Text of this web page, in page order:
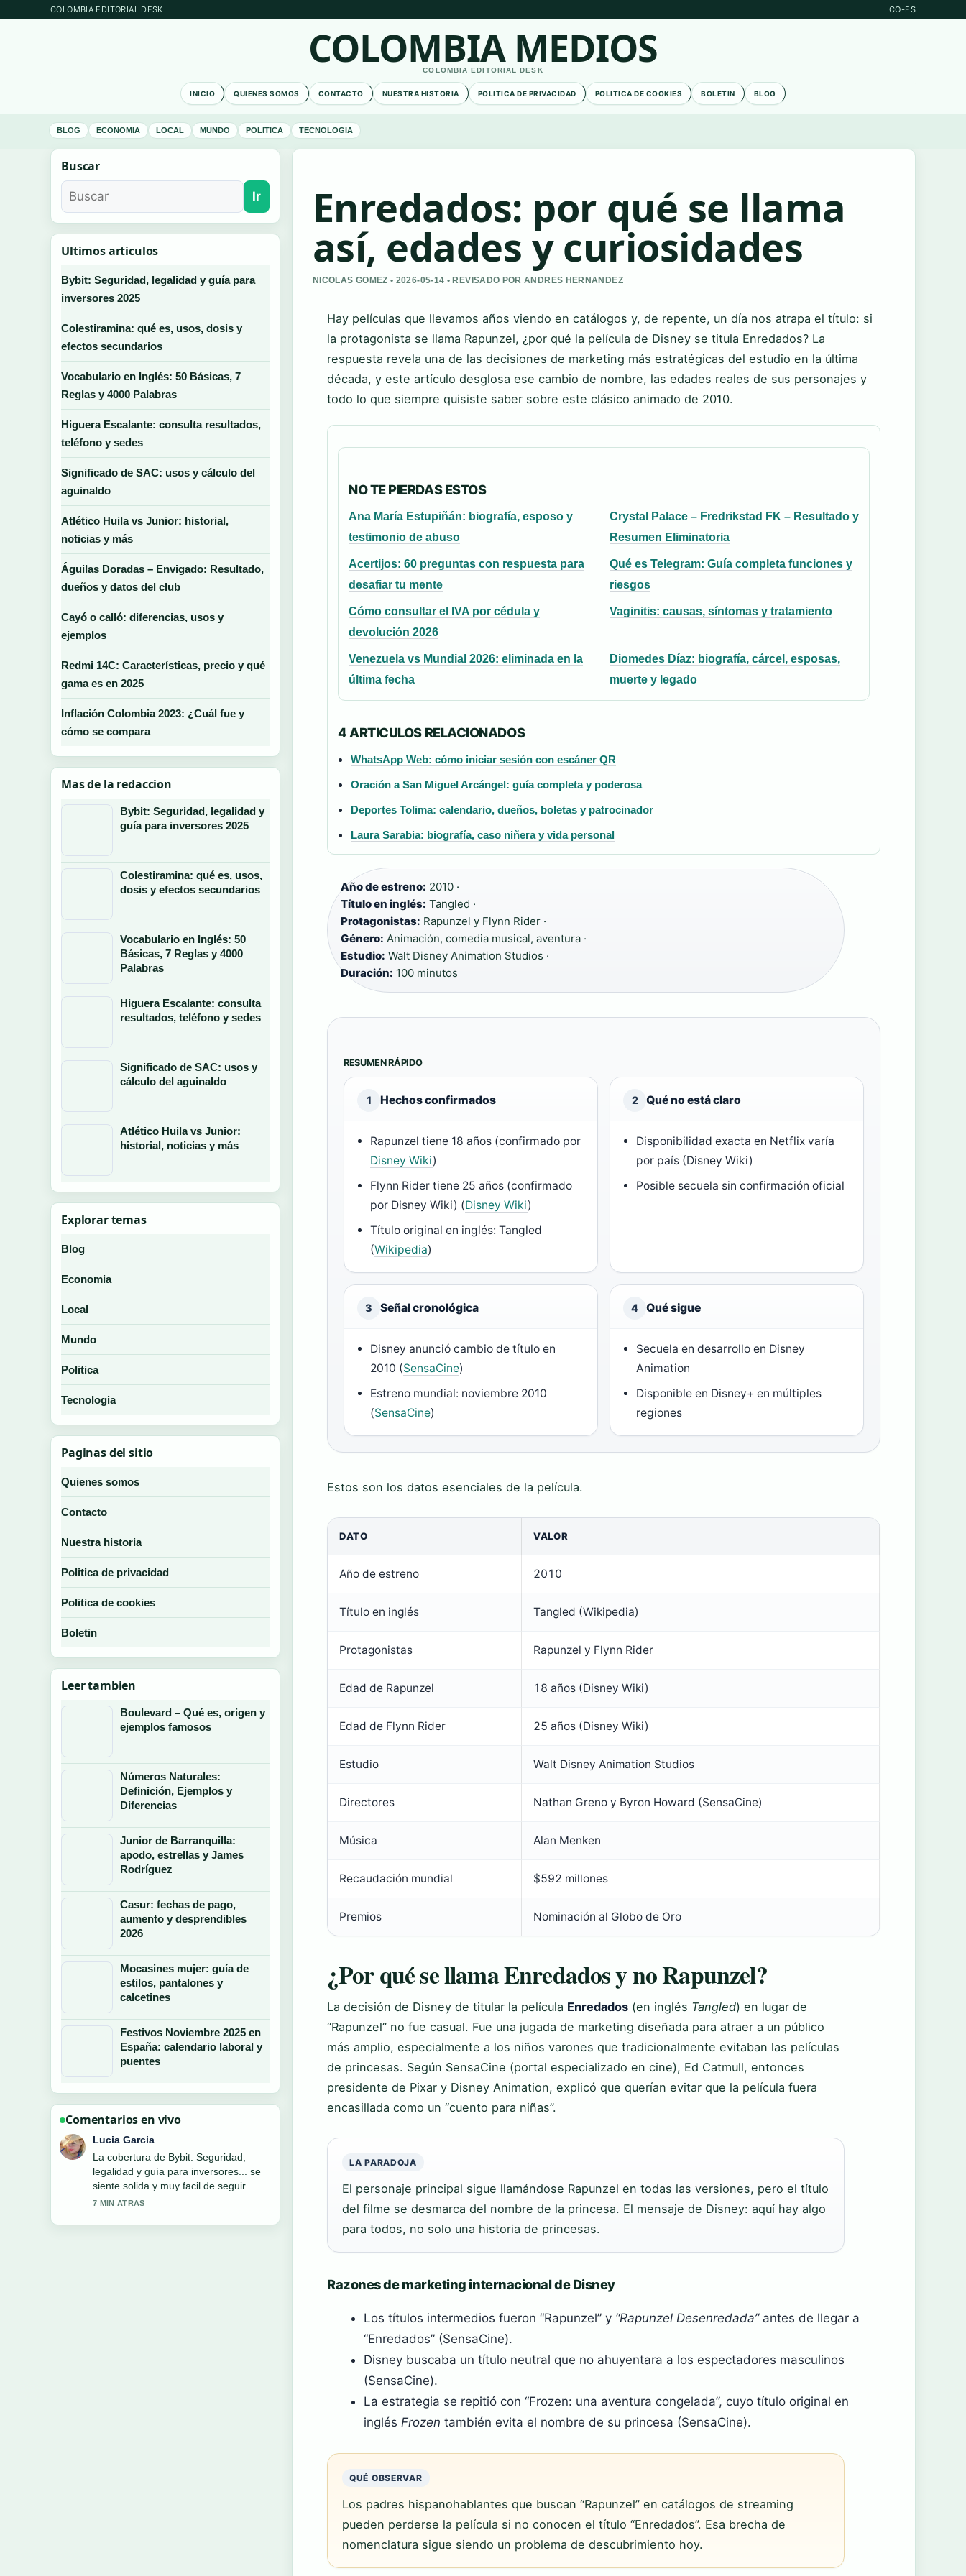
COLOMBIA EDITORIAL DESK CO-ES
COLOMBIA MEDIOS
COLOMBIA EDITORIAL DESK
INICIO QUIENES SOMOS CONTACTO NUESTRA HISTORIA POLITICA DE PRIVACIDAD POLITICA DE COOKIES BOLETIN BLOG
BLOG ECONOMIA LOCAL MUNDO POLITICA TECNOLOGIA
Enredados: por qué se llama
así, edades y curiosidades
NICOLAS GOMEZ • 2026-05-14 • REVISADO POR ANDRES HERNANDEZ
Hay películas que llevamos años viendo en catálogos y, de repente, un día nos atrapa el título: si
la protagonista se llama Rapunzel, ¿por qué la película de Disney se titula Enredados? La
respuesta revela una de las decisiones de marketing más estratégicas del estudio en la última
década, y este artículo desglosa ese cambio de nombre, las edades reales de sus personajes y
todo lo que siempre quisiste saber sobre este clásico animado de 2010.
NO TE PIERDAS ESTOS
Ana María Estupiñán: biografía, esposo y
testimonio de abuso
Crystal Palace – Fredrikstad FK – Resultado y
Resumen Eliminatoria
Acertijos: 60 preguntas con respuesta para
desafiar tu mente
Qué es Telegram: Guía completa funciones y
riesgos
Cómo consultar el IVA por cédula y
devolución 2026
Vaginitis: causas, síntomas y tratamiento
Venezuela vs Mundial 2026: eliminada en la
última fecha
Diomedes Díaz: biografía, cárcel, esposas,
muerte y legado
4 ARTICULOS RELACIONADOS
WhatsApp Web: cómo iniciar sesión con escáner QR
Oración a San Miguel Arcángel: guía completa y poderosa
Deportes Tolima: calendario, dueños, boletas y patrocinador
Laura Sarabia: biografía, caso niñera y vida personal
Año de estreno: 2010 ·
Título en inglés: Tangled ·
Protagonistas: Rapunzel y Flynn Rider ·
Género: Animación, comedia musical, aventura ·
Estudio: Walt Disney Animation Studios ·
Duración: 100 minutos
RESUMEN RÁPIDO
1 Hechos confirmados
Rapunzel tiene 18 años (confirmado por
Disney Wiki)
Flynn Rider tiene 25 años (confirmado
por Disney Wiki) (Disney Wiki)
Título original en inglés: Tangled
(Wikipedia)
2 Qué no está claro
Disponibilidad exacta en Netflix varía
por país (Disney Wiki)
Posible secuela sin confirmación oficial
3 Señal cronológica
Disney anunció cambio de título en
2010 (SensaCine)
Estreno mundial: noviembre 2010
(SensaCine)
4 Qué sigue
Secuela en desarrollo en Disney
Animation
Disponible en Disney+ en múltiples
regiones
Estos son los datos esenciales de la película.
DATO VALOR
Año de estreno 2010
Título en inglés Tangled (Wikipedia)
Protagonistas Rapunzel y Flynn Rider
Edad de Rapunzel 18 años (Disney Wiki)
Edad de Flynn Rider 25 años (Disney Wiki)
Estudio Walt Disney Animation Studios
Directores Nathan Greno y Byron Howard (SensaCine)
Música Alan Menken
Recaudación mundial $592 millones
Premios Nominación al Globo de Oro
¿Por qué se llama Enredados y no Rapunzel?
La decisión de Disney de titular la película Enredados (en inglés Tangled) en lugar de
“Rapunzel” no fue casual. Fue una jugada de marketing diseñada para atraer a un público
más amplio, especialmente a los niños varones que tradicionalmente evitaban las películas
de princesas. Según SensaCine (portal especializado en cine), Ed Catmull, entonces
presidente de Pixar y Disney Animation, explicó que querían evitar que la película fuera
encasillada como un “cuento para niñas”.
LA PARADOJA
El personaje principal sigue llamándose Rapunzel en todas las versiones, pero el título
del filme se desmarca del nombre de la princesa. El mensaje de Disney: aquí hay algo
para todos, no solo una historia de princesas.
Razones de marketing internacional de Disney
Los títulos intermedios fueron “Rapunzel” y “Rapunzel Desenredada”antes de llegar a
“Enredados” (SensaCine).
Disney buscaba un título neutral que no ahuyentara a los espectadores masculinos
(SensaCine).
La estrategia se repitió con “Frozen: una aventura congelada”, cuyo título original en
inglés Frozen también evita el nombre de su princesa (SensaCine).
QUÉ OBSERVAR
Los padres hispanohablantes que buscan “Rapunzel” en catálogos de streaming
pueden perderse la película si no conocen el título “Enredados”. Esa brecha de
nomenclatura sigue siendo un problema de descubrimiento hoy.
Buscar
Ir
Ultimos articulos
Bybit: Seguridad, legalidad y guía para
inversores 2025
Colestiramina: qué es, usos, dosis y
efectos secundarios
Vocabulario en Inglés: 50 Básicas, 7
Reglas y 4000 Palabras
Higuera Escalante: consulta resultados,
teléfono y sedes
Significado de SAC: usos y cálculo del
aguinaldo
Atlético Huila vs Junior: historial,
noticias y más
Águilas Doradas – Envigado: Resultado,
dueños y datos del club
Cayó o calló: diferencias, usos y
ejemplos
Redmi 14C: Características, precio y qué
gama es en 2025
Inflación Colombia 2023: ¿Cuál fue y
cómo se compara
Mas de la redaccion
Bybit: Seguridad, legalidad y
guía para inversores 2025
Colestiramina: qué es, usos,
dosis y efectos secundarios
Vocabulario en Inglés: 50
Básicas, 7 Reglas y 4000
Palabras
Higuera Escalante: consulta
resultados, teléfono y sedes
Significado de SAC: usos y
cálculo del aguinaldo
Atlético Huila vs Junior:
historial, noticias y más
Explorar temas
Blog
Economia
Local
Mundo
Politica
Tecnologia
Paginas del sitio
Quienes somos
Contacto
Nuestra historia
Politica de privacidad
Politica de cookies
Boletin
Leer tambien
Boulevard – Qué es, origen y
ejemplos famosos
Números Naturales:
Definición, Ejemplos y
Diferencias
Junior de Barranquilla:
apodo, estrellas y James
Rodríguez
Casur: fechas de pago,
aumento y desprendibles
2026
Mocasines mujer: guía de
estilos, pantalones y
calcetines
Festivos Noviembre 2025 en
España: calendario laboral y
puentes
Comentarios en vivo
Daniel Ruiz
Muy buen trabajo de verificacion sobre
Colestiramina: qué es, usos, dosis y
efectos.... Mas medios deberian
escribir asi.